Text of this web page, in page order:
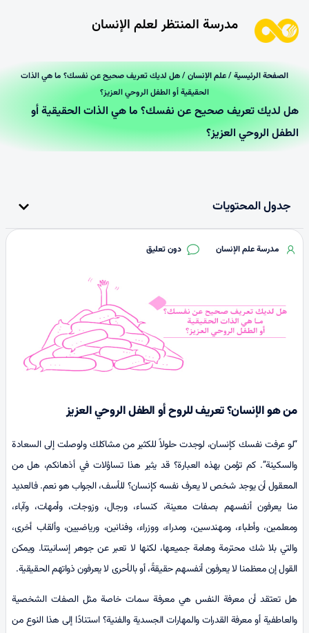
مدرسة المنتظر لعلم الإنسان
الصفحة الرئیسیة/علم الإنسان/ هل لديك تعريف صحيح عن نفسك؟ ما هي الذات
الحقيقية أو الطفل الروحي العزيز؟
هل لديك تعريف صحيح عن نفسك؟ ما هي الذات الحقيقية أو
الطفل الروحي العزيز؟
جدول المحتويات
مدرسة علم الإنسان دون تعليق
من هو الإنسان؟ تعريف للروح أو الطفل الروحي العزيز
“لو عرفت نفسك كإنسان، لوجدت حلولاً للكثير من مشاكلك ولوصلت إلى السعادة
والسكينة”. کم تؤمن بهذه العبارة؟ قد يثير هذا تساؤلات في أذهانكم، هل من
المعقول أن يوجد شخص لا يعرف نفسه كإنسان؟ للأسف، الجواب هو نعم. فالعديد
منا يعرفون أنفسهم بصفات معينة، كنساء، ورجال، وزوجات، وأمهات، وآباء،
ومعلمين، وأطباء، ومهندسين، ومدراء، ووزراء، وفنانين، ورياضيين، وألقاب أخرى،
والتي بلا شك محترمة وهامة جمیعها، لكنها لا تعبر عن جوهر إنسانيتنا. ويمكن
القول إن معظمنا لا يعرفون أنفسهم حقيقةً، أو بالأحرى لا يعرفون ذواتهم الحقيقية.
هل تعتقد أن معرفة النفس هي معرفة سمات خاصة مثل الصفات الشخصية
والعاطفية أو معرفة القدرات والمهارات الجسدية والفنية؟ استنادًا إلى هذا النوع من